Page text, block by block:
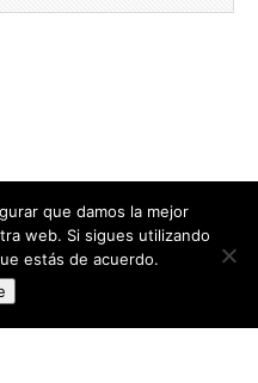
Estudios y Entrenamiento
que damos la mejor
web. Si sigues utilizando
estás de acuerdo.